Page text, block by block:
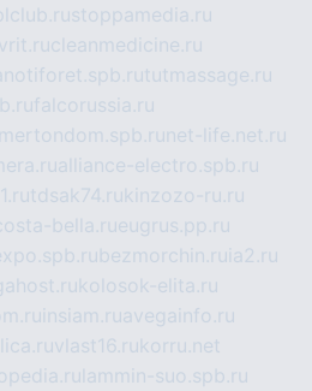
stoppamedia.ru
cleanmedicine.ru
tutmassage.ru
falcorussia.ru
net-life.net.ru
alliance-electro.spb.ru
tdsak74.rukinzozo-ru.ru
bella.rueugrus.pp.ru
bezmorchin.ru ia2.ru
kolosok-elita.ru
insiam.ruavegainfo.ru
vlast16.rukorru.net
lammin-suo.spb.ru